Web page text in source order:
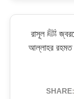
রাসূল ﷺ জ্বরকে অপছন্দ করতে মানা করেছেন, কারণ এতে
আল্লাহর রহমত
SHARE: